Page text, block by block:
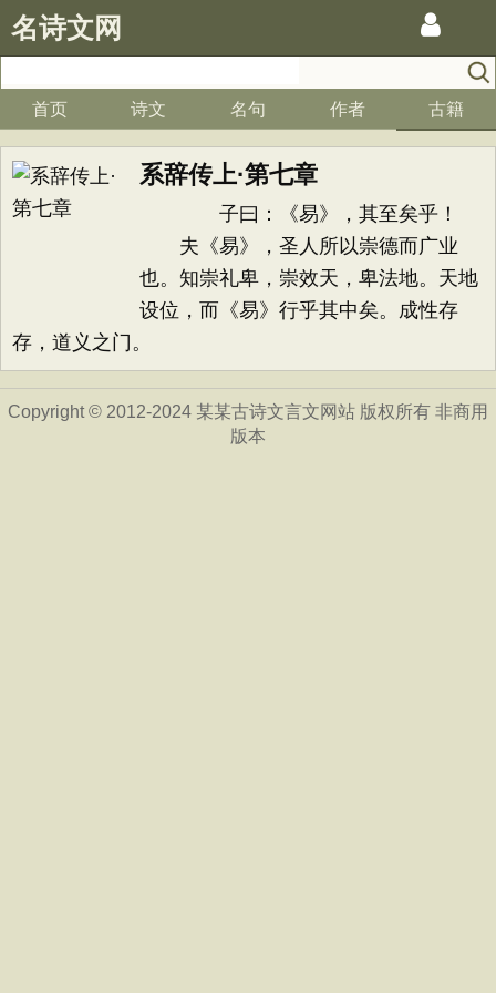
名诗文网
首页 诗文 名句 作者 古籍
系辞传上·第七章
子曰：《易》，其至矣乎！
夫《易》，圣人所以崇德而广业
也。知崇礼卑，崇效天，卑法地。天地
设位，而《易》行乎其中矣。成性存
存，道义之门。
Copyright © 2012-2024 某某古诗文言文网站 版权所有 非商用
版本